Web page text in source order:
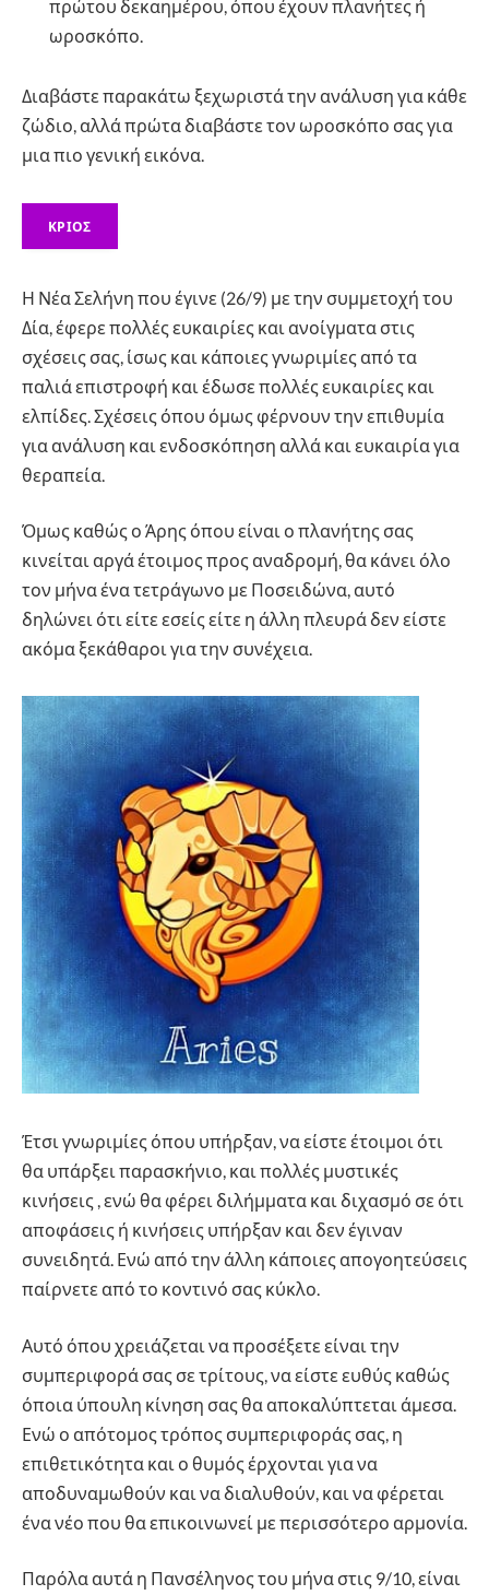
πρώτου δεκαημέρου, όπου έχουν πλανήτες ή
ωροσκόπο.
Διαβάστε παρακάτω ξεχωριστά την ανάλυση για κάθε
ζώδιο, αλλά πρώτα διαβάστε τον ωροσκόπο σας για
μια πιο γενική εικόνα.
ΚΡΙΟΣ
Η Νέα Σελήνη που έγινε (26/9) με την συμμετοχή του
Δία, έφερε πολλές ευκαιρίες και ανοίγματα στις
σχέσεις σας, ίσως και κάποιες γνωριμίες από τα
παλιά επιστροφή και έδωσε πολλές ευκαιρίες και
ελπίδες. Σχέσεις όπου όμως φέρνουν την επιθυμία
για ανάλυση και ενδοσκόπηση αλλά και ευκαιρία για
θεραπεία.
Όμως καθώς ο Άρης όπου είναι ο πλανήτης σας
κινείται αργά έτοιμος προς αναδρομή, θα κάνει όλο
τον μήνα ένα τετράγωνο με Ποσειδώνα, αυτό
δηλώνει ότι είτε εσείς είτε η άλλη πλευρά δεν είστε
ακόμα ξεκάθαροι για την συνέχεια.
Έτσι γνωριμίες όπου υπήρξαν, να είστε έτοιμοι ότι
θα υπάρξει παρασκήνιο, και πολλές μυστικές
κινήσεις , ενώ θα φέρει διλήμματα και διχασμό σε ότι
αποφάσεις ή κινήσεις υπήρξαν και δεν έγιναν
συνειδητά. Ενώ από την άλλη κάποιες απογοητεύσεις
παίρνετε από το κοντινό σας κύκλο.
Αυτό όπου χρειάζεται να προσέξετε είναι την
συμπεριφορά σας σε τρίτους, να είστε ευθύς καθώς
όποια ύπουλη κίνηση σας θα αποκαλύπτεται άμεσα.
Ενώ ο απότομος τρόπος συμπεριφοράς σας, η
επιθετικότητα και ο θυμός έρχονται για να
αποδυναμωθούν και να διαλυθούν, και να φέρεται
ένα νέο που θα επικοινωνεί με περισσότερο αρμονία.
Παρόλα αυτά η Πανσέληνος του μήνα στις 9/10, είναι